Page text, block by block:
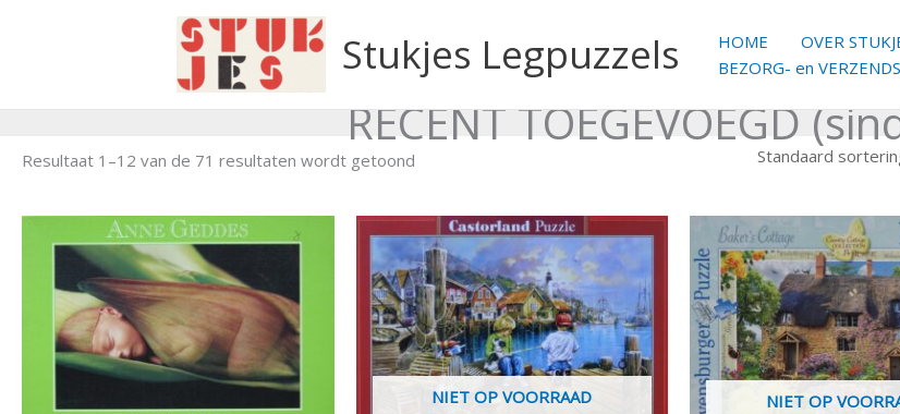
Stukjes Legpuzzels HOME OVER
BEZORG- en
RECENT TOEGEVOEGD
Resultaat 1–12 van de 71 resultaten wordt getoond
NIET OP VOORRAAD NIET OP